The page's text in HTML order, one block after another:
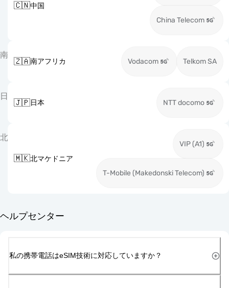
🇨🇳中国
China Telecom
南
🇿🇦南アフリカ Vodacom Telkom SA
日
🇯🇵日本 NTT docomo
北
🇲🇰北マケドニア
VIP (A1)
T-Mobile (Makedonski Telecom)
ヘルプセンター
私の携帯電話はeSIM技術に対応していますか？